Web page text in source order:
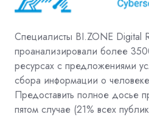
Специалисты BI.ZONE Digital
проанализировали более
ресурсах с предложениями
сбора информации о
Предоставить полное досье
пятом случае (21% всех